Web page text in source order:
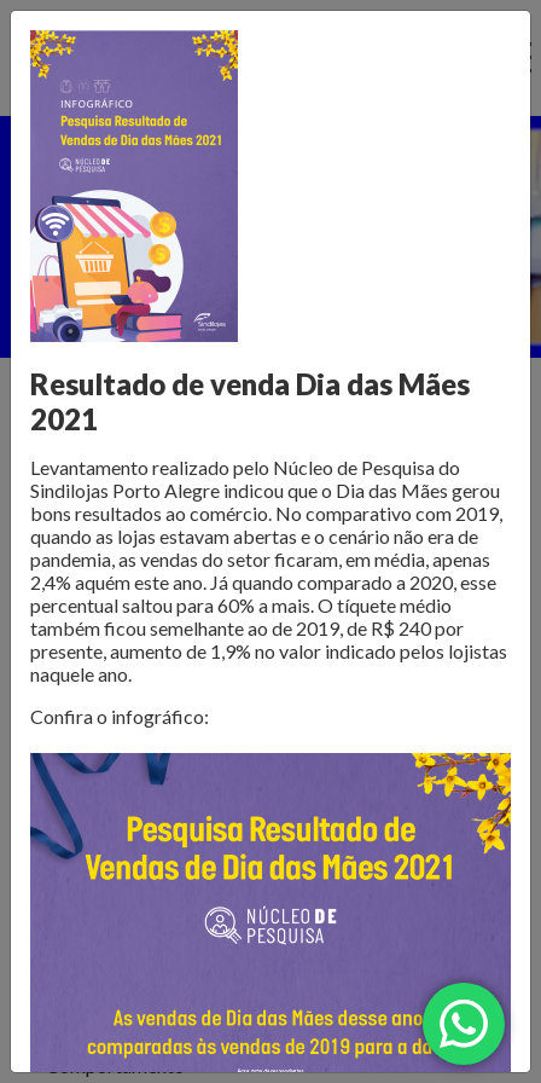
Ir
para
conteúdo
Núcleo de Pesquisa
Home > Publicações >
varejo
O Núcleo de Pesquisa do Sindilojas Porto Alegre realiza
levantamentos sobre as questões mais importantes para o
varejo da Capital. Dados deintenção de compra,
resultado de vendas e comportamento do consumidor
são divulgados para que os lojistas possam organizar seus
books com tendências e análises do mercado
inspirar os negócios em sua atualização e transformação.
Confira as publicações!
Comportamento
Resultado de venda Dia das Mães
2021
Levantamento realizado pelo Núcleo de Pesquisa do
Sindilojas Porto Alegre indicou que o Dia das Mães gerou
bons resultados ao comércio. No comparativo com 2019,
quando as lojas estavam abertas e o cenário não era de
pandemia, as vendas do setor ficaram, em média, apenas
2,4% aquém este ano. Já quando comparado a 2020, esse
percentual saltou para 60% a mais. O tíquete médio
também ficou semelhante ao de 2019, de R$ 240 por
presente, aumento de 1,9% no valor indicado pelos lojistas
naquele ano.
Confira o infográfico: